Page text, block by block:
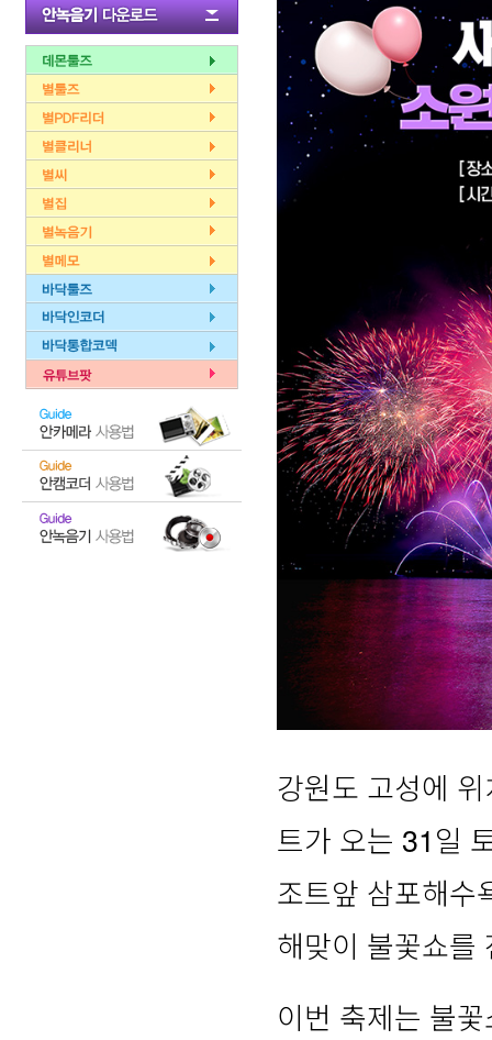
강원도 고성에
트가 오는 31일
조트앞 삼포해수
해맞이 불꽃쇼를
이번 축제는 불